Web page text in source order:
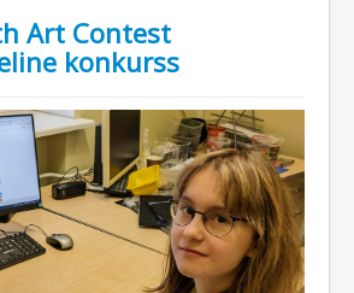
Art Contest
konkurss